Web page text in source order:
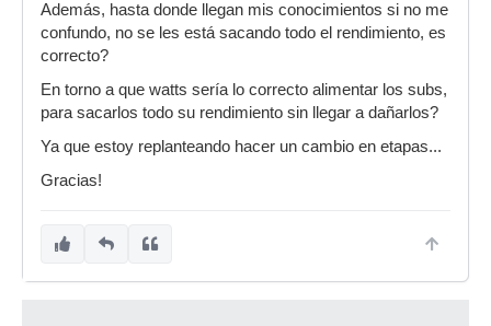
Además, hasta donde llegan mis conocimientos si no me
confundo, no se les está sacando todo el rendimiento, es
correcto?
En torno a que watts sería lo correcto alimentar los subs,
para sacarlos todo su rendimiento sin llegar a dañarlos?
Ya que estoy replanteando hacer un cambio en etapas...
Gracias!